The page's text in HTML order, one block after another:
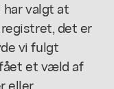
valgt at
det er
vi fulgt
et væld af
eller